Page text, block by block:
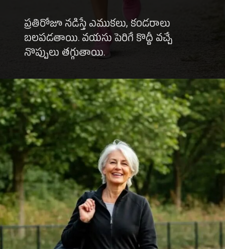
ప్రతిరోజూ నడిస్తే ఎముకలు, కండరాలు
బలపడతాయి. వయసు పెరిగే కొద్దీ వచ్చే
నొప్పులు తగ్గుతాయి.